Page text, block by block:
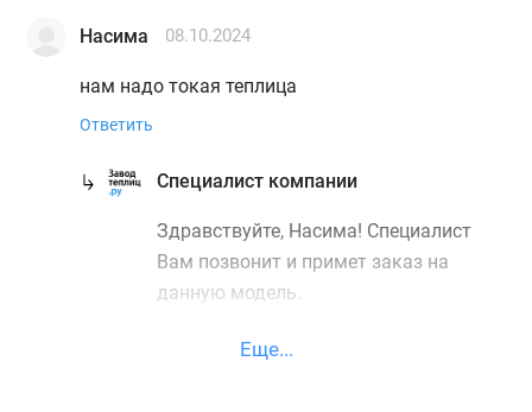
Насима 08.10.2024
нам надо токая теплица
Ответить
Специалист компании
Здравствуйте, Насима! Специалист
Вам позвонит и примет заказ на
данную модель.
Еще...